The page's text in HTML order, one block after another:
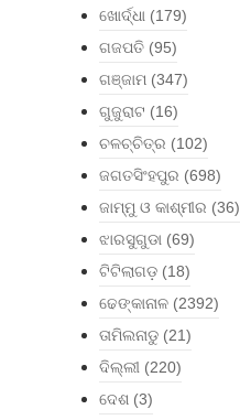
ଖୋର୍ଦ୍ଧା (179)
ଗଜପତି (95)
ଗଞ୍ଜାମ (347)
ଗୁଜୁରାଟ (16)
ଚଳଚ୍ଚିତ୍ର (102)
ଜଗତସିଂହପୁର (698)
ଜାମ୍ମୁ ଓ କାଶ୍ମୀର (36)
ଝାରସୁଗୁଡା (69)
ଟିଟିଲାଗଡ଼ (18)
ଢେଙ୍କାନାଳ (2392)
ତାମିଲନାଡୁ (21)
ଦିଲ୍ଲୀ (220)
ଦେଶ (3)